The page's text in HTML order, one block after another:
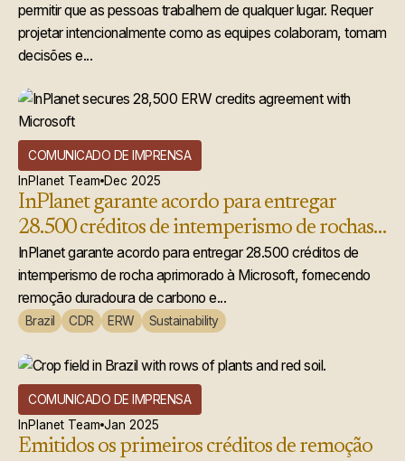
permitir que as pessoas trabalhem de qualquer lugar. Requer
projetar intencionalmente como as equipes colaboram, tomam
decisões e...
COMUNICADO DE IMPRENSA
InPlanet Team Dec 2025
InPlanet garante acordo para entregar
28.500 créditos de intemperismo de rochas
acelerado à Microsoft
InPlanet garante acordo para entregar 28.500 créditos de
intemperismo de rocha aprimorado à Microsoft, fornecendo
remoção duradoura de carbono e...
Brazil CDR ERW Sustainability
COMUNICADO DE IMPRENSA
InPlanet Team Jan 2025
Emitidos os primeiros créditos de remoção